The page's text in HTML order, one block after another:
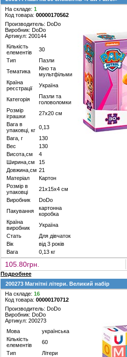
На складе: 1
Код товара: 00000170562
Производитель: DoDo
Виробник: DoDo
Артикул: 200144
Кількість
елементів
30
Тип
Пазли
Тематика
Кіно та
мультфільми
Країна
реєстрації
Україна
Категорія
Пазли та
головоломки
Розмір
іграшки
27х20 см
Вага в
упаковці, кг 0,13
Вага, г
130
Вес
130
Висота,см
4
Ширина,см
15
Довжина,см 21
Матеріал
Картон
Розмір в
упаковці
21х15х4 см
Виробник
DoDo
Пакування
картонна
коробка
Країна
виробник
Україна
Стать
Для дівчаток
Вік
від 3 років
Вага
0,13 кг
105.80грн.
Подробнее
200273 Магнітні літери. Великий набір
На складе: 16
Код товара: 00000170712
Производитель: DoDo
Виробник: DoDo
Артикул: 200273
Мова
українська
Кількість
елементів
60
Тип
Літери